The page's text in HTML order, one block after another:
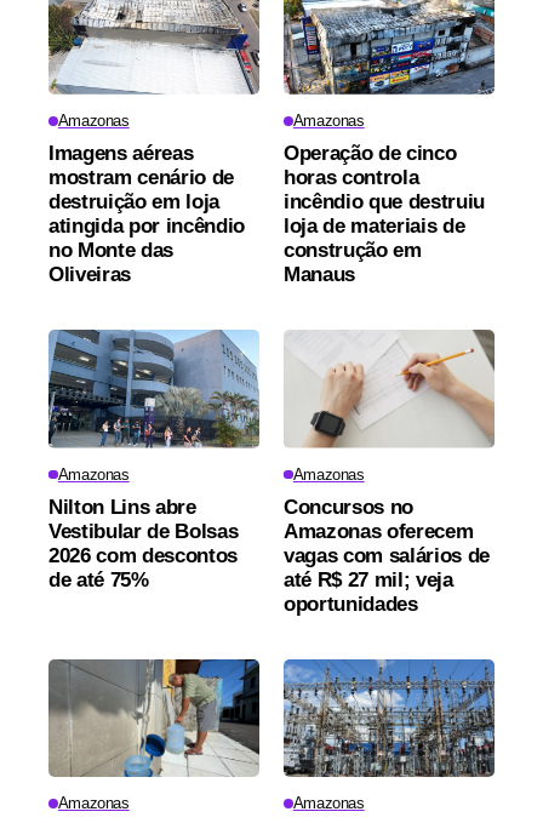
Amazonas
Imagens aéreas
mostram cenário de
destruição em loja
atingida por incêndio
no Monte das
Oliveiras
Amazonas
Operação de cinco
horas controla
incêndio que destruiu
loja de materiais de
construção em
Manaus
Amazonas
Nilton Lins abre
Vestibular de Bolsas
2026 com descontos
de até 75%
Amazonas
Concursos no
Amazonas oferecem
vagas com salários de
até R$ 27 mil; veja
oportunidades
Amazonas Amazonas